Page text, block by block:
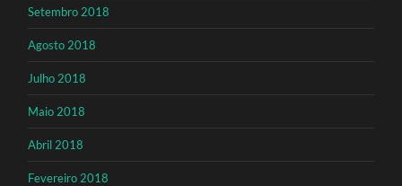
Setembro 2018
Agosto 2018
Julho 2018
Maio 2018
Abril 2018
Fevereiro 2018